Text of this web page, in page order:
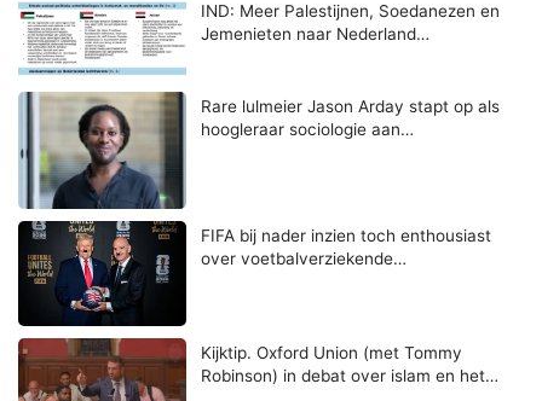
IND: Meer Palestijnen, Soedanezen en
Jemenieten naar Nederland…
Rare lulmeier Jason Arday stapt op als
hoogleraar sociologie aan…
FIFA bij nader inzien toch enthousiast
over voetbalverziekende…
Kijktip. Oxford Union (met Tommy
Robinson) in debat over islam en het…